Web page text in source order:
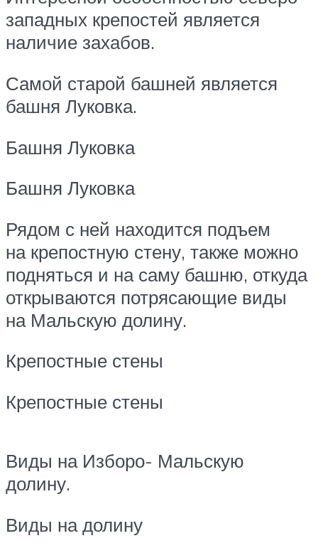
западных крепостей является
наличие захабов.
Самой старой башней является
башня Луковка.
Башня Луковка
Башня Луковка
Рядом с ней находится подъем
на крепостную стену, также можно
подняться и на саму башню, откуда
открываются потрясающие виды
на Мальскую долину.
Крепостные стены
Крепостные стены
Виды на Изборо- Мальскую
долину.
Виды на долину